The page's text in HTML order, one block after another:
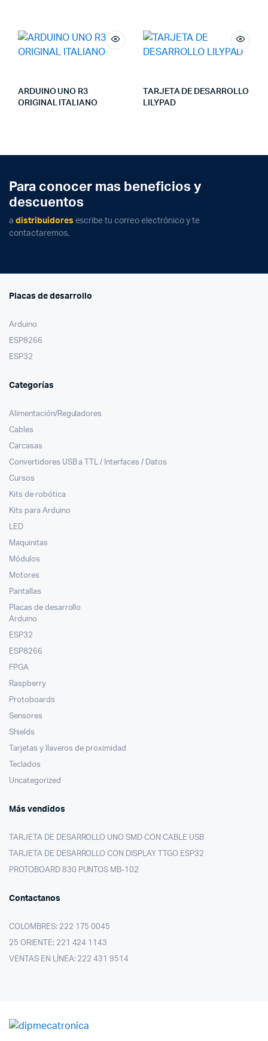
ARDUINO UNO R3
ORIGINAL ITALIANO
TARJETA DE DESARROLLO
LILYPAD
Para conocer mas beneficios y
descuentos
a distribuidores escribe tu correo electrónico y te
contactaremos.
Placas de desarrollo
Arduino
ESP8266
ESP32
Categorías
Alimentación/Reguladores
Cables
Carcasas
Convertidores USB a TTL / Interfaces / Datos
Cursos
Kits de robótica
Kits para Arduino
LED
Maquinitas
Módulos
Motores
Pantallas
Placas de desarrollo
Arduino
ESP32
ESP8266
FPGA
Raspberry
Protoboards
Sensores
Shields
Tarjetas y llaveros de proximidad
Teclados
Uncategorized
Más vendidos
TARJETA DE DESARROLLO UNO SMD CON CABLE USB
TARJETA DE DESARROLLO CON DISPLAY TTGO ESP32
PROTOBOARD 830 PUNTOS MB-102
Contactanos
COLOMBRES: 222 175 0045
25 ORIENTE: 221 424 1143
VENTAS EN LÍNEA: 222 431 9514